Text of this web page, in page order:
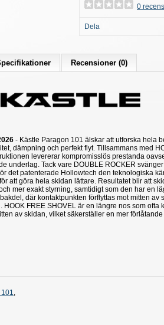
0
Dela
Recensioner (0)
- Kästle Paragon 101 älskar att utforska hela
dämpning och perfekt flyt. Tillsammans med
levererar kompromisslös prestanda
underlag. Tack vare DOUBLE ROCKER
det patenterade Hollowtech den teknologiska
att göra hela skidan lättare. Resultatet blir att
mer exakt styrning, samtidigt som den har en
där kontaktpunkten förflyttas mot mitten
HOOK FREE SHOVEL är en längre nos som
av skidan, vilket säkerställer en mer
,